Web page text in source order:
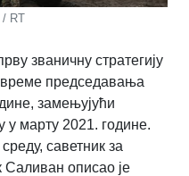
RT
званичну стратегију
председавања
замењујући
у марту 2021. године.
саветник за
Саливан описао је